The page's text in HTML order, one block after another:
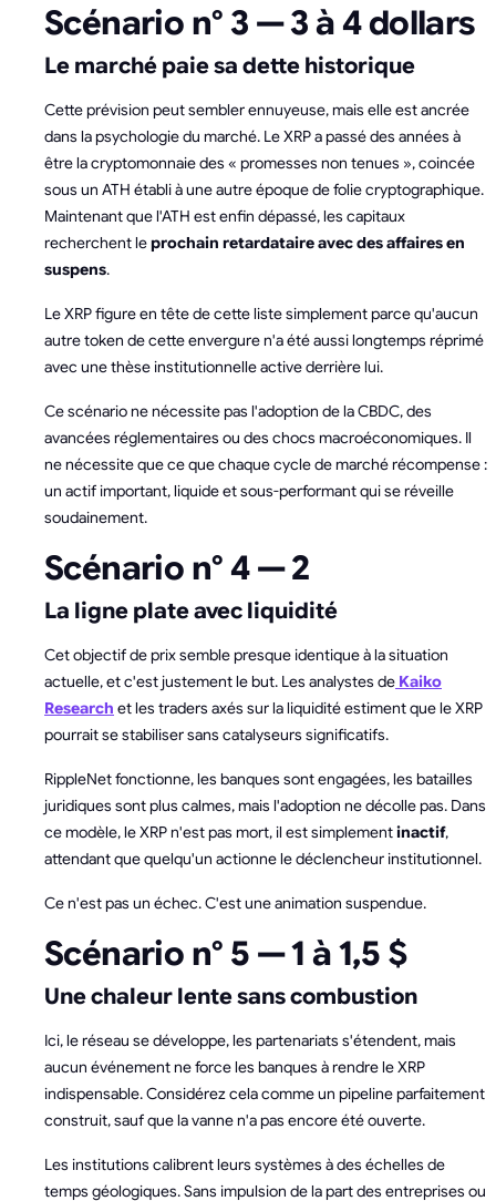
Scénario n° 3 — 3 à 4 dollars
Le marché paie sa dette historique
Cette prévision peut sembler ennuyeuse, mais elle est ancrée
dans la psychologie du marché. Le XRP a passé des années à
être la cryptomonnaie des « promesses non tenues », coincée
sous un ATH établi à une autre époque de folie cryptographique.
Maintenant que l'ATH est enfin dépassé, les capitaux
recherchent leprochain retardataire avec des affaires en
suspens.
Le XRP figure en tête de cette liste simplement parce qu'aucun
autre token de cette envergure n'a été aussi longtemps réprimé
avec une thèse institutionnelle active derrière lui.
Ce scénario ne nécessite pas l'adoption de la CBDC, des
avancées réglementaires ou des chocs macroéconomiques. Il
ne nécessite que ce que chaque cycle de marché récompense :
un actif important, liquide et sous-performant qui se réveille
soudainement.
Scénario n° 4 — 2
La ligne plate avec liquidité
Cet objectif de prix semble presque identique à la situation
actuelle, et c'est justement le but. Les analystes de Kaiko
Research et les traders axés sur la liquidité estiment que le XRP
pourrait se stabiliser sans catalyseurs significatifs.
RippleNet fonctionne, les banques sont engagées, les batailles
juridiques sont plus calmes, mais l'adoption ne décolle pas. Dans
ce modèle, le XRP n'est pas mort, il est simplementinactif,
attendant que quelqu'un actionne le déclencheur institutionnel.
Ce n'est pas un échec. C'est une animation suspendue.
Scénario n° 5 — 1 à 1,5 $
Une chaleur lente sans combustion
Ici, le réseau se développe, les partenariats s'étendent, mais
aucun événement ne force les banques à rendre le XRP
indispensable. Considérez cela comme un pipeline parfaitement
construit, sauf que la vanne n'a pas encore été ouverte.
Les institutions calibrent leurs systèmes à des échelles de
temps géologiques. Sans impulsion de la part des entreprises ou